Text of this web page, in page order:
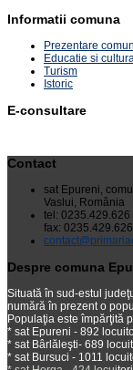
Informatii comuna
Prezentare
Educatie si
Turism
Istoric
E-consultare
Contact
sat Epureni,
Vaslui, România
tel: 0235.429.626
fax: 0235.429.626
Despre comuna
Situată în sud-estul
numără în prezent o
Populaţia este împărţită
* sat Epureni - 892
* sat Bârlăleşti- 689
* sat Bursuci - 1011